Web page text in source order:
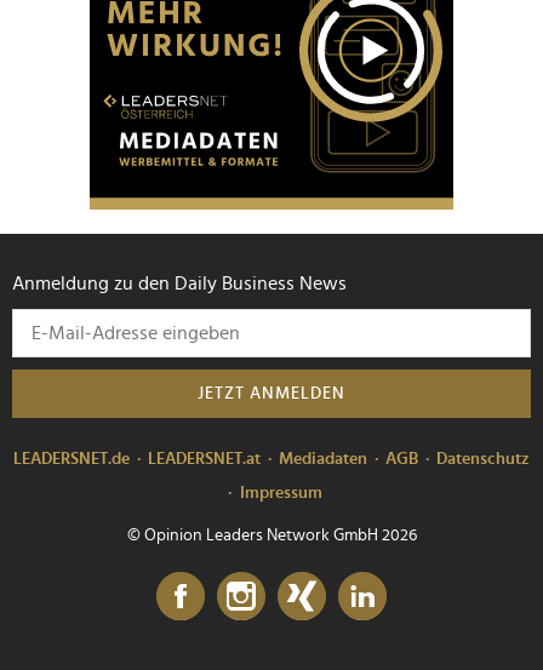
Anmeldung zu den Daily Business News
JETZT ANMELDEN
LEADERSNET.de LEADERSNET.at Mediadaten AGB
Datenschutz
Impressum
© Opinion Leaders Network GmbH 2026